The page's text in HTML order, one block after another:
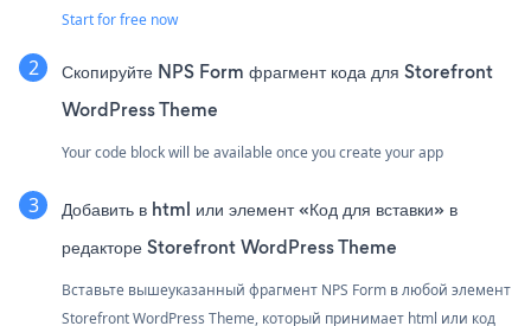
Start for free now
Скопируйте NPS Form фрагмент кода для Storefront
WordPress Theme
Your code block will be available once you create your app
Добавить в html или элемент «Код для вставки» в
редакторе Storefront WordPress Theme
Вставьте вышеуказанный фрагмент NPS Form в любой элемент
Storefront WordPress Theme, который принимает html или код